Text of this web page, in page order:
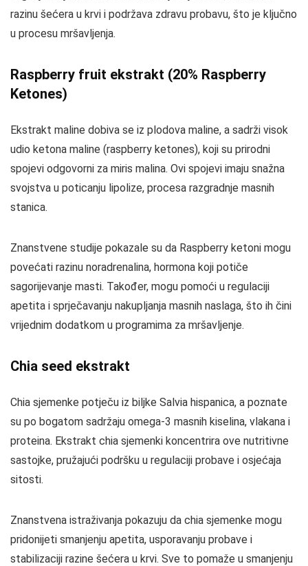
razinu šećera u krvi i podržava zdravu probavu, što je ključno
u procesu mršavljenja.
Raspberry fruit ekstrakt (20% Raspberry
Ketones)
Ekstrakt maline dobiva se iz plodova maline, a sadrži visok
udio ketona maline (raspberry ketones), koji su prirodni
spojevi odgovorni za miris malina. Ovi spojevi imaju snažna
svojstva u poticanju lipolize, procesa razgradnje masnih
stanica.
Znanstvene studije pokazale su da Raspberry ketoni mogu
povećati razinu noradrenalina, hormona koji potiče
sagorijevanje masti. Također, mogu pomoći u regulaciji
apetita i sprječavanju nakupljanja masnih naslaga, što ih čini
vrijednim dodatkom u programima za mršavljenje.
Chia seed ekstrakt
Chia sjemenke potječu iz biljke Salvia hispanica, a poznate
su po bogatom sadržaju omega-3 masnih kiselina, vlakana i
proteina. Ekstrakt chia sjemenki koncentrira ove nutritivne
sastojke, pružajući podršku u regulaciji probave i osjećaja
sitosti.
Znanstvena istraživanja pokazuju da chia sjemenke mogu
pridonijeti smanjenju apetita, usporavanju probave i
stabilizaciji razine šećera u krvi. Sve to pomaže u smanjenju